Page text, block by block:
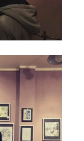
un dialogue entre
EpOx et BoTOx, et
à la méthode